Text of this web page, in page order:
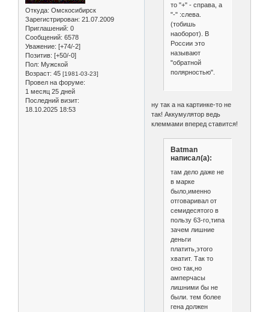
Откуда: Омскосибирск
Зарегистрирован: 21.07.2009
Приглашений: 0
Сообщений: 6578
Уважение: [+74/-2]
Позитив: [+50/-0]
Пол: Мужской
Возраст: 45 [1981-03-23]
Провел на форуме:
1 месяц 25 дней
Последний визит:
18.10.2025 18:53
то "+" - справа, а
"-" :слева.
(тобишь
наоборот). В
России это
называют
"обратной
полярностью".
ну так а на картинке-то не
так! Аккумулятор ведь
клеммами вперед ставится!
Batman
написал(а):
там дело даже не
в марке
было,именно
отговаривал от
семидесятого в
пользу 63-го,типа
зачем лишние
деньги
платить,этого
хватит. Так то
оно так,но
амперчасы
лишними бы не
были. тем более
гена должен